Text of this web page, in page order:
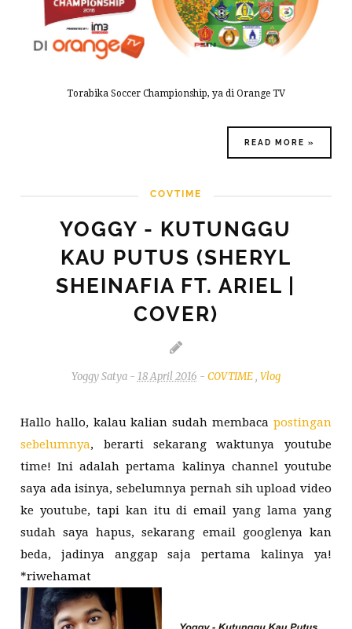
Torabika Soccer Championship, ya di Orange TV
READ MORE »
COVTIME
YOGGY - KUTUNGGU
KAU PUTUS (SHERYL
SHEINAFIA FT. ARIEL |
COVER)
Yoggy Satya - 18 April 2016 - COVTIME, Vlog
Hallo hallo, kalau kalian sudah membaca postingan
sebelumnya, berarti sekarang waktunya youtube
time! Ini adalah pertama kalinya channel youtube
saya ada isinya, sebelumnya pernah sih upload video
ke youtube, tapi kan itu di email yang lama yang
sudah saya hapus, sekarang email googlenya kan
beda, jadinya anggap saja pertama kalinya ya!
*riwehamat